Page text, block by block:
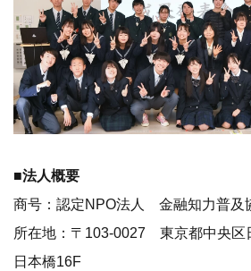
■法人概要
商号：認定NPO法人 金融知力普及
所在地：〒103-0027 東京都中央
日本橋16F